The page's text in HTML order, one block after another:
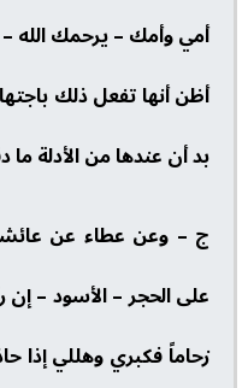
أمي وأمك – يرحمك الله –
أظن أنها تفعل ذلك
بد أن عندها من الأدلة ما
ج – وعن عطاء عن عائشة
على الحجر – الأسود –
زحاماً فكبري وهللي إذا